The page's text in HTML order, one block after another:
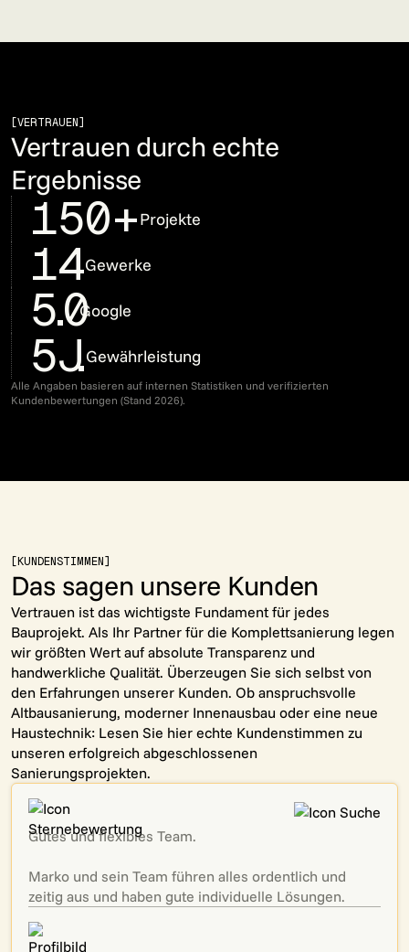
[VERTRAUEN]
Vertrauen durch echte
Ergebnisse
150+Projekte
14Gewerke
5.0Google
5J
.Gewährleistung
Alle Angaben basieren auf internen Statistiken und verifizierten
Kundenbewertungen (Stand 2026).
[KUNDENSTIMMEN]
Das sagen unsere Kunden
Vertrauen ist das wichtigste Fundament für jedes
Bauprojekt. Als Ihr Partner für die Komplettsanierung legen
wir größten Wert auf absolute Transparenz und
handwerkliche Qualität. Überzeugen Sie sich selbst von
den Erfahrungen unserer Kunden. Ob anspruchsvolle
Altbausanierung, moderner Innenausbau oder eine neue
Haustechnik: Lesen Sie hier echte Kundenstimmen zu
unseren erfolgreich abgeschlossenen
Sanierungsprojekten.
Gutes und flexibles Team.
Marko und sein Team führen alles ordentlich und
zeitig aus und haben gute individuelle Lösungen.